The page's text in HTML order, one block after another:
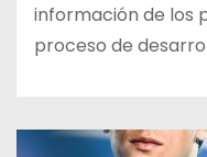
información de los
proceso de